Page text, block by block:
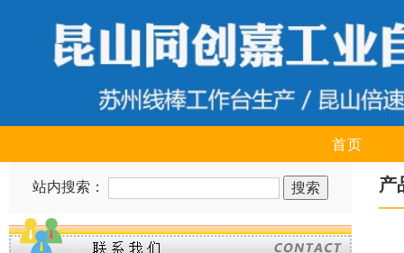
首页
站内搜索： 产